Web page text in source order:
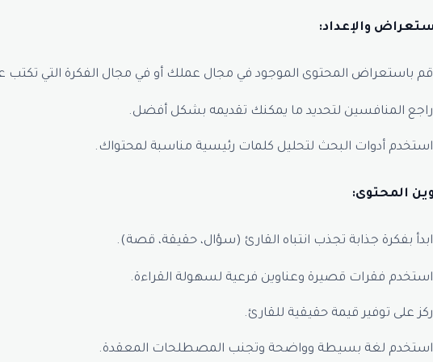
قم باستعراض المحتوى الموجود في مجال عملك أو في مجال الفكرة التي تكتب
راجع المنافسين لتحديد ما يمكنك تقديمه بشكل أفضل.
استخدم أدوات البحث لتحليل كلمات رئيسية مناسبة لمحتواك.
ابدأ بفكرة جذابة تجذب انتباه القارئ (سؤال، حقيقة، قصة).
استخدم فقرات قصيرة وعناوين فرعية لسهولة القراءة.
ركز على توفير قيمة حقيقية للقارئ.
استخدم لغة بسيطة وواضحة وتجنب المصطلحات المعقدة.